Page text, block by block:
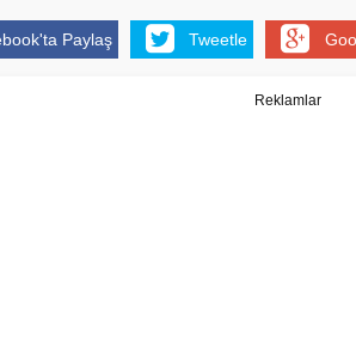
Paylaş Tweetle
Reklamlar